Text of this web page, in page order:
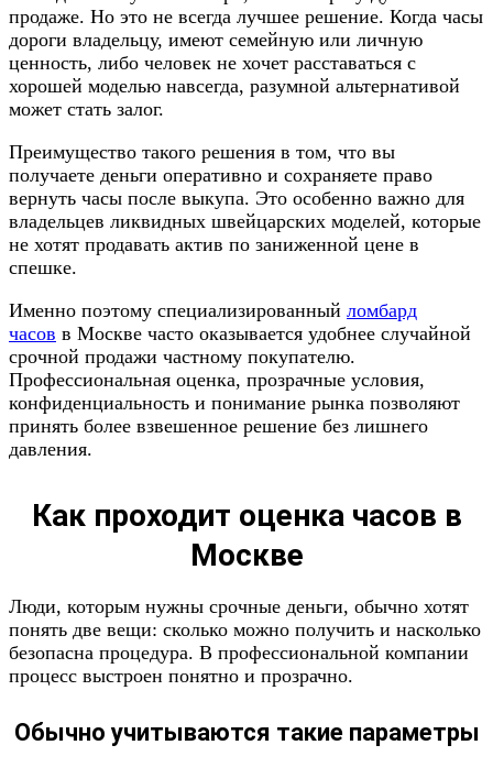
продаже. Но это не всегда лучшее решение. Когда часы
дороги владельцу, имеют семейную или личную
ценность, либо человек не хочет расставаться с
хорошей моделью навсегда, разумной альтернативой
может стать залог.
Преимущество такого решения в том, что вы
получаете деньги оперативно и сохраняете право
вернуть часы после выкупа. Это особенно важно для
владельцев ликвидных швейцарских моделей, которые
не хотят продавать актив по заниженной цене в
спешке.
Именно поэтому специализированный ломбард
часов в Москве часто оказывается удобнее случайной
срочной продажи частному покупателю.
Профессиональная оценка, прозрачные условия,
конфиденциальность и понимание рынка позволяют
принять более взвешенное решение без лишнего
давления.
Как проходит оценка часов в
Москве
Люди, которым нужны срочные деньги, обычно хотят
понять две вещи: сколько можно получить и насколько
безопасна процедура. В профессиональной компании
процесс выстроен понятно и прозрачно.
Обычно учитываются такие параметры